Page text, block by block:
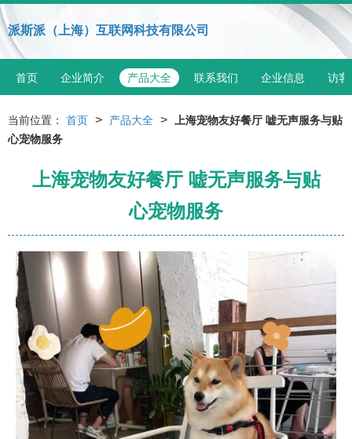
派斯派（上海）互联网科技有限公司
首页 企业简介 产品大全 联系我们 企业信息 访客
当前位置： 首页 > 产品大全 >
上海宠物友好餐厅 嘘无声服务与贴
心宠物服务
上海宠物友好餐厅 嘘无声服务与贴
心宠物服务